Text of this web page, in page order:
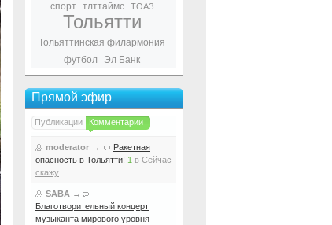
спорт
тлттаймс ТОАЗ
Тольятти
Тольяттинская филармония
футбол
Эл Банк
Прямой эфир
Публикации Комментарии
moderator →
Ракетная
опасность в Тольятти! 1 в Сейчас
скажу
SABA →
Благотворительный концерт
музыканта мирового уровня